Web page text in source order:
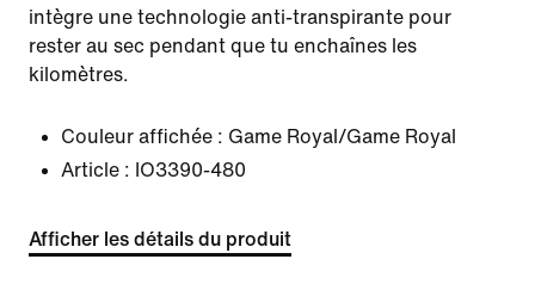
intègre une technologie anti-transpirante pour
rester au sec pendant que tu enchaînes les
kilomètres.
Couleur affichée : Game Royal/Game Royal
Article : IO3390-480
Afficher les détails du produit